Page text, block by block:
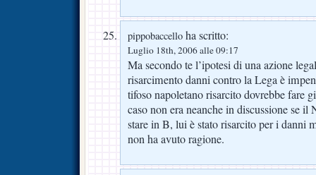
pippobaccello ha scritto:
Luglio 18th, 2006 alle 09:17
Ma secondo te l’ipotesi di una azione
risarcimento danni contro la Lega è
tifoso napoletano risarcito dovrebbe fare
caso non era neanche in discussione se il
stare in B, lui è stato risarcito per i danni
non ha avuto ragione.